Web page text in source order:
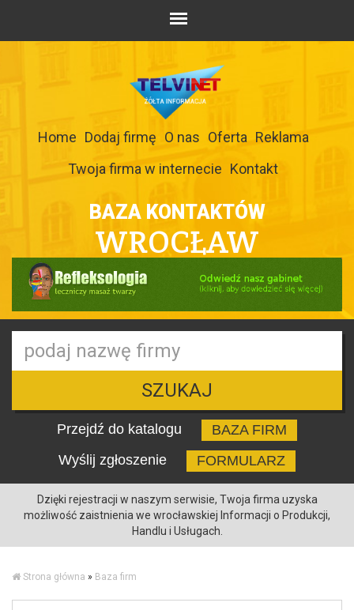
Home Dodaj firmę O nas Oferta Reklama
Twoja firma w internecie Kontakt
BAZA KONTAKTÓW
WROCŁAW
SZUKAJ
Przejdź do katalogu
BAZA FIRM
Wyślij zgłoszenie
FORMULARZ
Dzięki rejestracji w naszym serwisie, Twoja firma uzyska
możliwość zaistnienia we wrocławskiej Informacji o Produkcji,
Handlu i Usługach.
Strona główna » Baza firm